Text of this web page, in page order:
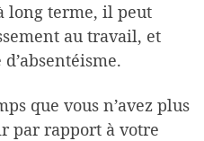
long terme, il peut
au travail, et
que vous n’avez plus
par rapport à votre